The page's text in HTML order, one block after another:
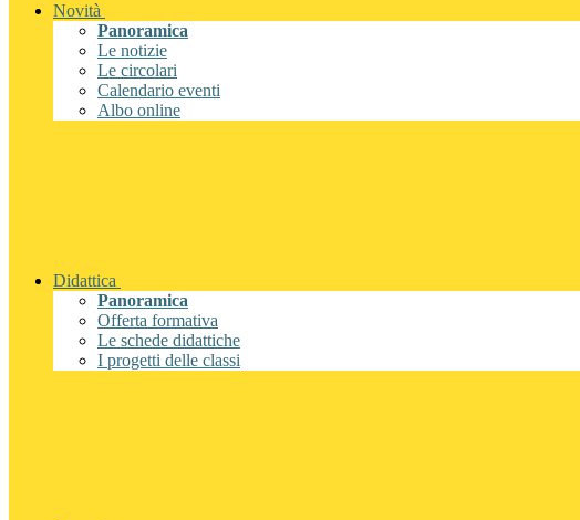
Novità
Panoramica
Le notizie
Le circolari
Calendario eventi
Albo online
Didattica
Panoramica
Offerta formativa
Le schede didattiche
I progetti delle classi